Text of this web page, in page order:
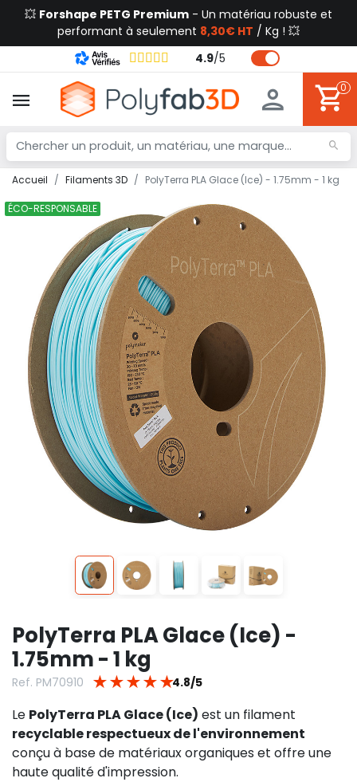
💥 Forshape PETG Premium - Un matériau robuste et
performant à seulement 8,30€ HT / Kg ! 💥
4.9/5
0
Accueil Filaments 3D PolyTerra PLA Glace (Ice) - 1.75mm - 1 kg
ÉCO-RESPONSABLE
PolyTerra PLA Glace (Ice) -
1.75mm - 1 kg
Ref. PM70910 ★ ★ ★ ★ ★4.8/5
Le PolyTerra PLA Glace (Ice) est un filament
recyclable respectueux de l'environnement
conçu à base de matériaux organiques et offre une
haute qualité d'impression.